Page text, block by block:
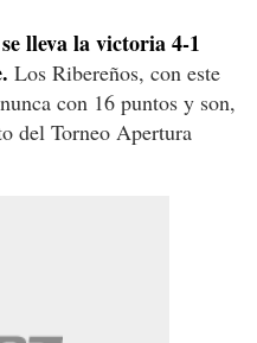
lleva la victoria 4-1
Los Ribereños, con este
con 16 puntos y son,
del Torneo Apertura